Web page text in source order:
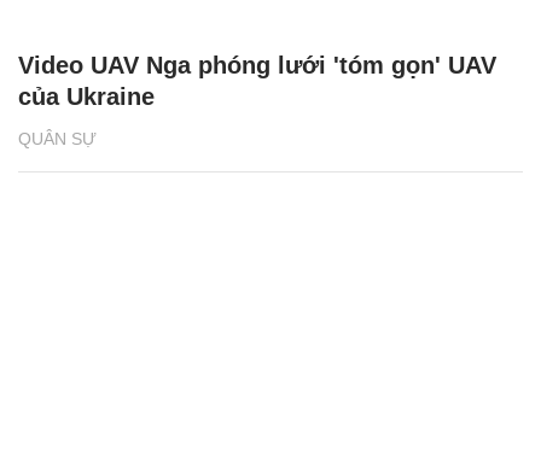
QUÂN SỰ
Video UAV Nga phóng lưới 'tóm gọn' UAV
của Ukraine